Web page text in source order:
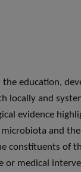
education,
locally and
evidence
and the
constituents of
or medical